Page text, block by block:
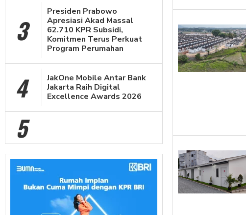
3
Presiden Prabowo
Apresiasi Akad Massal
62.710 KPR Subsidi,
Komitmen Terus Perkuat
Program Perumahan
4
JakOne Mobile Antar Bank
Jakarta Raih Digital
Excellence Awards 2026
5